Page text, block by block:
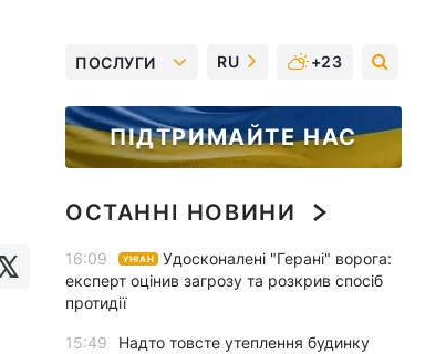
ПОСЛУГИ RU +23
ПІДТРИМАЙТЕ НАС
ОСТАННІ НОВИНИ
16:09 УНІАН
Удосконалені "Герані" ворога:
експерт оцінив загрозу та розкрив спосіб
протидії
15:49
Надто товсте утеплення будинку